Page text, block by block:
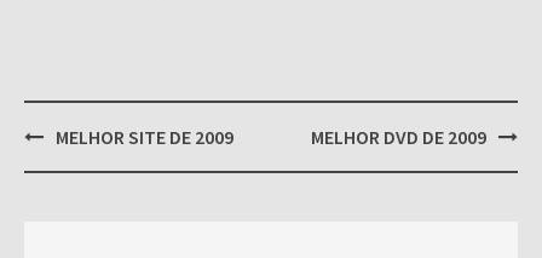
PostMELHOR SITE DE 2009 MELHOR DVD DE 2009